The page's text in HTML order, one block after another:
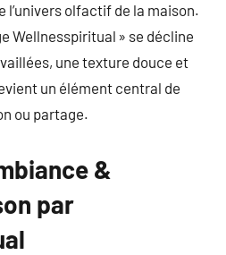
l’univers olfactif de la maison.
Wellnesspiritual » se décline
une texture douce et
un élément central de
ou partage.
&
par